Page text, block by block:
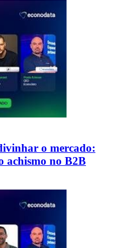
o mercado:
achismo no B2B